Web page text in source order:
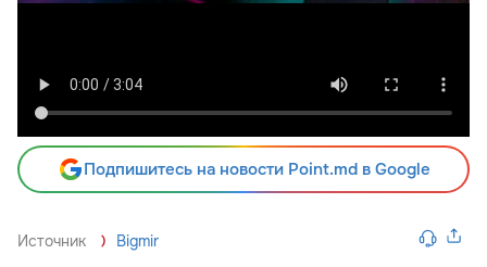
Подпишитесь на новости Point.md в Google
Источник Bigmir